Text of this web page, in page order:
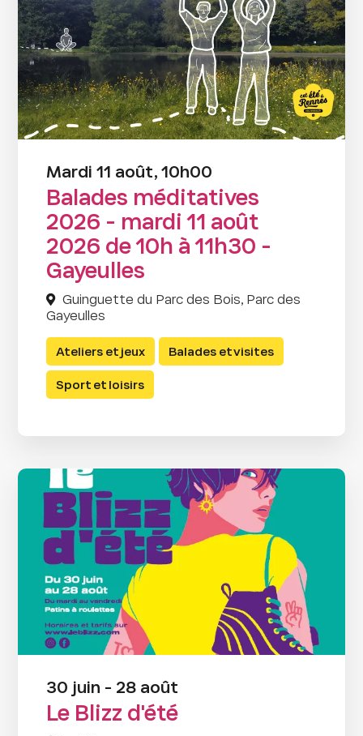
Mardi 11 août, 10h00
Balades méditatives
2026 - mardi 11 août
2026 de 10h à 11h30 -
Gayeulles
Guinguette du Parc des Bois, Parc des
Gayeulles
Ateliers et jeux Balades et visites
Sport et loisirs
30 juin - 28 août
Le Blizz d'été